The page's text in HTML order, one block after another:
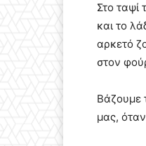
Στο ταψί
και το
αρκετό
στον
Βάζουμε
μας, όταν